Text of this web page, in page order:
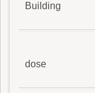
Building
dose